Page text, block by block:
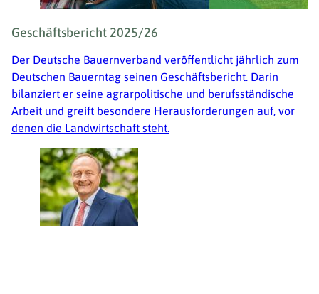
Geschäftsbericht 2025/26
Der Deutsche Bauernverband veröffentlicht jährlich zum
Deutschen Bauerntag seinen Geschäftsbericht. Darin
bilanziert er seine agrarpolitische und berufsständische
Arbeit und greift besondere Herausforderungen auf, vor
denen die Landwirtschaft steht.